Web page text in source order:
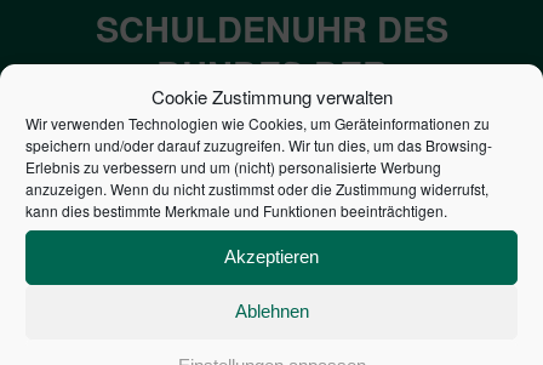
Cookie Zustimmung verwalten
Wir verwenden Technologien wie Cookies, um Geräteinformationen zu
speichern und/oder darauf zuzugreifen. Wir tun dies, um das Browsing-
Erlebnis zu verbessern und um (nicht) personalisierte Werbung
anzuzeigen. Wenn du nicht zustimmst oder die Zustimmung widerrufst,
kann dies bestimmte Merkmale und Funktionen beeinträchtigen.
Akzeptieren
Ablehnen
SCHULDENUHR DES
BUNDES DER
STEUERZAHLER
7,052€
NEUVERSCHULDUNG
PRO SEKUNDE